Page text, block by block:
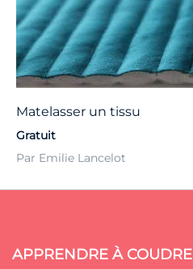
Matelasser un tissu
Gratuit
Par Emilie Lancelot
APPRENDRE À COUDRE